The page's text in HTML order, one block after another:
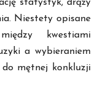
statystyk, drąży
Niestety opisane
kwestiami
a wybieraniem
do mętnej konkluzji